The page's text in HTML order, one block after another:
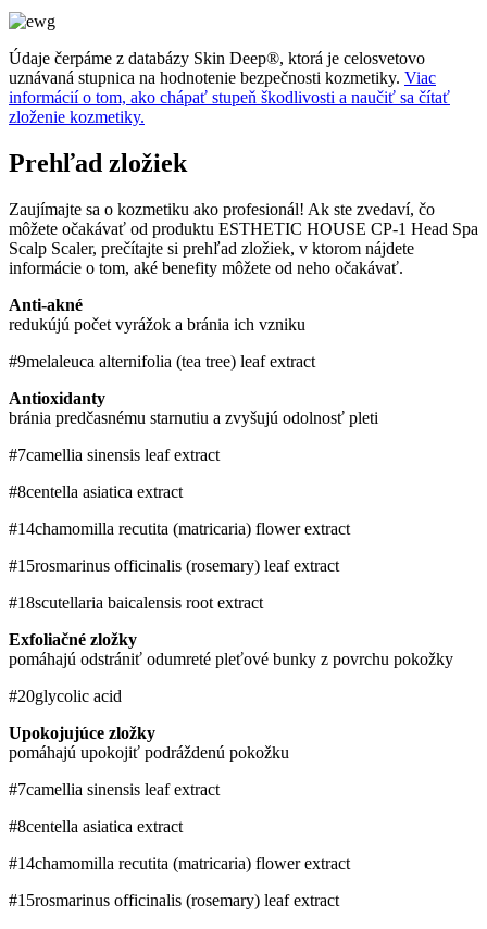
Údaje čerpáme z databázy Skin Deep®, ktorá je celosvetovo
uznávaná stupnica na hodnotenie bezpečnosti kozmetiky. Viac
informácií o tom, ako chápať stupeň škodlivosti a naučiť sa čítať
zloženie kozmetiky.
Prehľad zložiek
Zaujímajte sa o kozmetiku ako profesionál! Ak ste zvedaví, čo
môžete očakávať od produktu ESTHETIC HOUSE CP-1 Head Spa
Scalp Scaler, prečítajte si prehľad zložiek, v ktorom nájdete
informácie o tom, aké benefity môžete od neho očakávať.
Anti-akné
redukújú počet vyrážok a bránia ich vzniku
#9melaleuca alternifolia (tea tree) leaf extract
Antioxidanty
bránia predčasnému starnutiu a zvyšujú odolnosť pleti
#7camellia sinensis leaf extract
#8centella asiatica extract
#14chamomilla recutita (matricaria) flower extract
#15rosmarinus officinalis (rosemary) leaf extract
#18scutellaria baicalensis root extract
Exfoliačné zložky
pomáhajú odstrániť odumreté pleťové bunky z povrchu pokožky
#20glycolic acid
Upokojujúce zložky
pomáhajú upokojiť podráždenú pokožku
#7camellia sinensis leaf extract
#8centella asiatica extract
#14chamomilla recutita (matricaria) flower extract
#15rosmarinus officinalis (rosemary) leaf extract